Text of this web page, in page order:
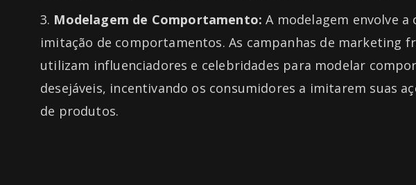
Modelagem de Comportamento:A modelagem envolve a
imitação de comportamentos. As campanhas de marketing
utilizam influenciadores e celebridades para modelar
desejáveis, incentivando os consumidores a imitarem suas
de produtos.